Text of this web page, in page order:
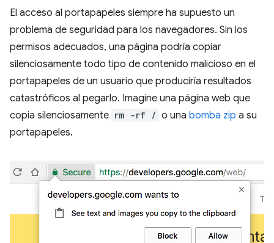
El acceso al portapapeles siempre ha supuesto un
problema de seguridad para los navegadores. Sin los
permisos adecuados, una página podría copiar
silenciosamente todo tipo de contenido malicioso en el
portapapeles de un usuario que produciría resultados
catastróficos al pegarlo. Imagine una página web que
copia silenciosamente rm -rf / o una bomba zip a su
portapapeles.